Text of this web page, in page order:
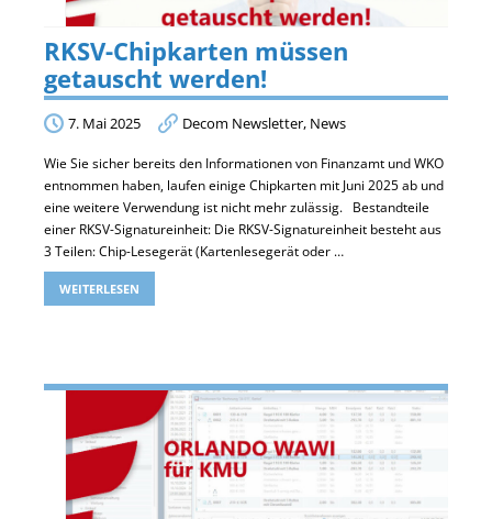
RKSV-Chipkarten müssen
getauscht werden!
7. Mai 2025 Decom Newsletter, News
Wie Sie sicher bereits den Informationen von Finanzamt und WKO
entnommen haben, laufen einige Chipkarten mit Juni 2025 ab und
eine weitere Verwendung ist nicht mehr zulässig. Bestandteile
einer RKSV-Signatureinheit: Die RKSV-Signatureinheit besteht aus
3 Teilen: Chip-Lesegerät (Kartenlesegerät oder …
WEITERLESEN